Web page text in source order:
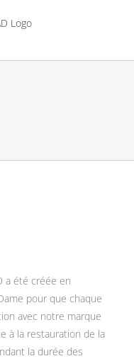
a été créée en
pour que chaque
avec notre marque
à la restauration de la
la durée des